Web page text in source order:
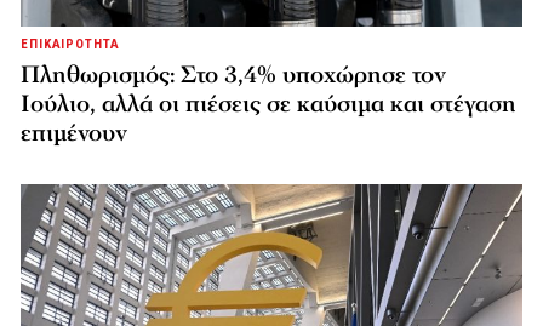
ΕΠΙΚΑΙΡΟΤΗΤΑ
Πληθωρισμός: Στο 3,4% υποχώρησε τον
Ιούλιο, αλλά οι πιέσεις σε καύσιμα και στέγαση
επιμένουν